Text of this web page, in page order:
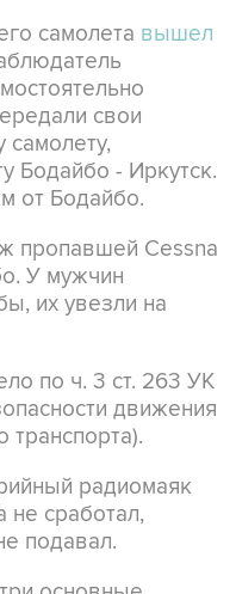
самолета вышел
свои
Бодайбо - Иркутск.
от Бодайбо.
пропавшей Cessna
У мужчин
их увезли на
по ч. 3 ст. 263 УК
движения
транспорта).
радиомаяк
не сработал,
подавал.